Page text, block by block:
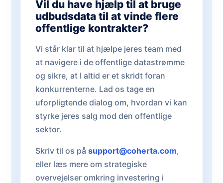
Vil du have hjælp til at bruge
udbudsdata til at vinde flere
offentlige kontrakter?
Vi står klar til at hjælpe jeres team med
at navigere i de offentlige datastrømme
og sikre, at I altid er et skridt foran
konkurrenterne. Lad os tage en
uforpligtende dialog om, hvordan vi kan
styrke jeres salg mod den offentlige
sektor.
Skriv til os på support@coherta.com,
eller læs mere om strategiske
overvejelser omkring investering i